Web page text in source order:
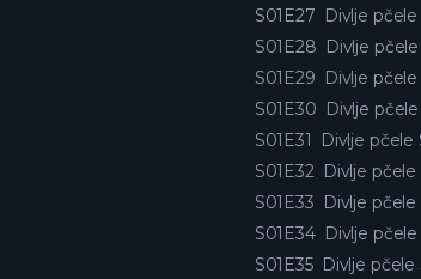
S01E27 Divlje pčele
S01E28 Divlje
S01E29 Divlje pčele
S01E30 Divlje
S01E31
Divlje pčele
S01E32 Divlje pčele
S01E33 Divlje pčele
S01E34 Divlje pčele
S01E35 Divlje pčele